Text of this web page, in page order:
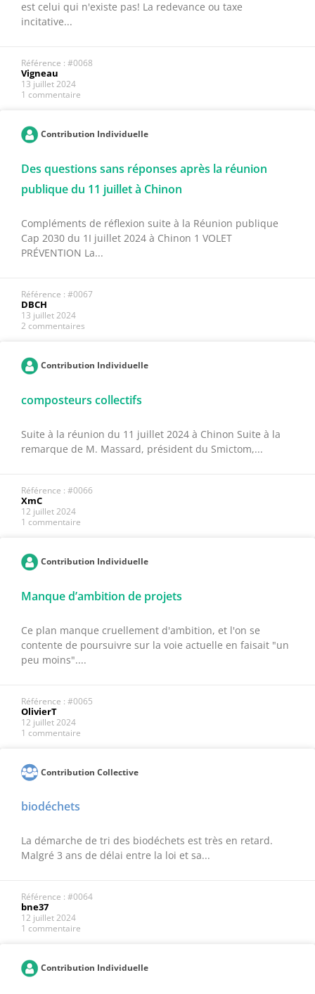
est celui qui n'existe pas! La redevance ou taxe
incitative...
Référence : #0068
Vigneau
13 juillet 2024
1 commentaire
Contribution Individuelle
Des questions sans réponses après la réunion
publique du 11 juillet à Chinon
Compléments de réflexion suite à la Réunion publique
Cap 2030 du 1I juillet 2024 à Chinon 1 VOLET
PRÉVENTION La...
Référence : #0067
DBCH
13 juillet 2024
2 commentaires
Contribution Individuelle
composteurs collectifs
Suite à la réunion du 11 juillet 2024 à Chinon Suite à la
remarque de M. Massard, président du Smictom,...
Référence : #0066
XmC
12 juillet 2024
1 commentaire
Contribution Individuelle
Manque d’ambition de projets
Ce plan manque cruellement d'ambition, et l'on se
contente de poursuivre sur la voie actuelle en faisait "un
peu moins"....
Référence : #0065
OlivierT
12 juillet 2024
1 commentaire
Contribution Collective
biodéchets
La démarche de tri des biodéchets est très en retard.
Malgré 3 ans de délai entre la loi et sa...
Référence : #0064
bne37
12 juillet 2024
1 commentaire
Contribution Individuelle